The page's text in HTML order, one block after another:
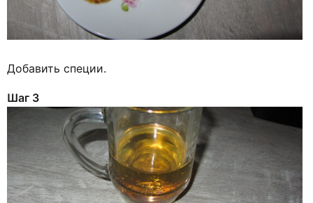
Добавить специи.
Шаг 3